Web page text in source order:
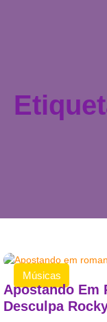
Músicas
Apostando Em
Desculpa